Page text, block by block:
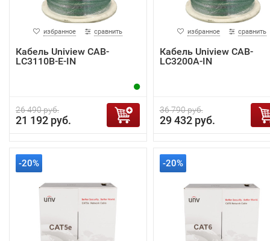
избранное сравнить
Кабель Uniview CAB-
LC3110B-E-IN
26 490 руб.
21 192 руб.
избранное сравнить
Кабель Uniview CAB-
LC3200A-IN
36 790 руб.
29 432 руб.
-20% -20%